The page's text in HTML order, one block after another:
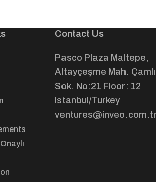
Contact Us
Pasco Plaza Maltepe,
Altayçeşme Mah. Çamlı
Sok. No:21 Floor: 12
Istanbul/Turkey